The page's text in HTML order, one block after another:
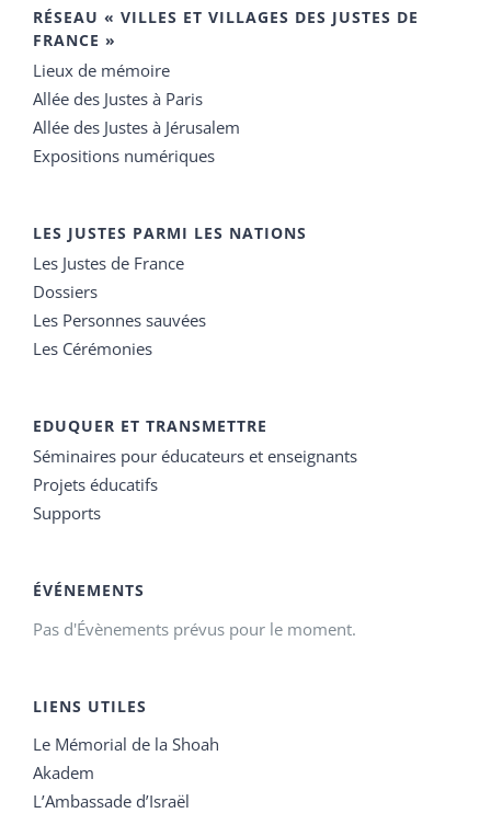
RÉSEAU « VILLES ET VILLAGES DES JUSTES DE
FRANCE »
Lieux de mémoire
Allée des Justes à Paris
Allée des Justes à Jérusalem
Expositions numériques
LES JUSTES PARMI LES NATIONS
Les Justes de France
Dossiers
Les Personnes sauvées
Les Cérémonies
EDUQUER ET TRANSMETTRE
Séminaires pour éducateurs et enseignants
Projets éducatifs
Supports
ÉVÉNEMENTS
Pas d'Évènements prévus pour le moment.
LIENS UTILES
Le Mémorial de la Shoah
Akadem
L’Ambassade d’Israël